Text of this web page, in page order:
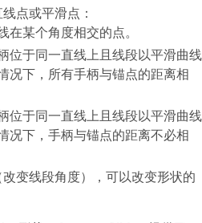
点或平滑点：
在某个角度相交的点。
位于同一直线上且线段以平滑曲线
况下，所有手柄与锚点的距离相
位于同一直线上且线段以平滑曲线
况下，手柄与锚点的距离不必相
变线段角度），可以改变形状的